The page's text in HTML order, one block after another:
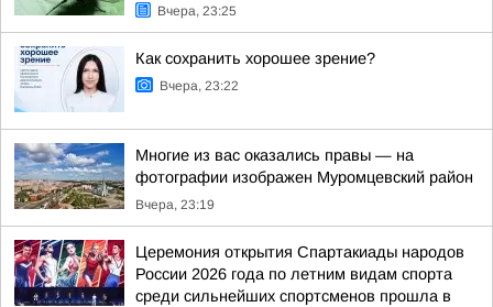
Вчера, 23:25
Как сохранить хорошее зрение?
Вчера, 23:22
Многие из вас оказались правы — на
фотографии изображен Муромцевский район
Вчера, 23:19
Церемония открытия Спартакиады народов
России 2026 года по летним видам спорта
среди сильнейших спортсменов прошла в